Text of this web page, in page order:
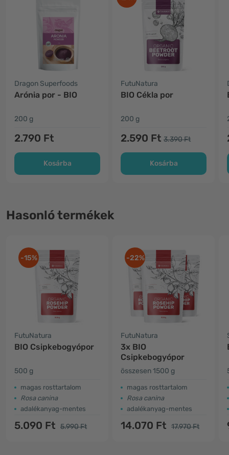
Dragon Superfoods
Arónia por - BIO
200 g
2.790 Ft
Kosárba
FutuNatura
BIO Cékla por
200 g
2.590 Ft 3.390 Ft
Kosárba
Hasonló termékek
-15%
FutuNatura
BIO Csipkebogyópor
500 g
magas rosttartalom
Rosa canina
adalékanyag-mentes
5.090 Ft 5.990 Ft
-22%
FutuNatura
3x BIO
Csipkebogyópor
összesen 1500 g
magas rosttartalom
Rosa canina
adalékanyag-mentes
14.070 Ft 17.970 Ft